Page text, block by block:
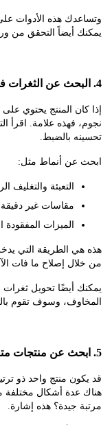
هذه الأدوات على
أيضاً التحقق من وراء
فهذه علامة. اقرأ
بالضبط.
أنماط مثل:
التعبئة والتغليف الرديء أو
مقاسات غير دقيقة أو
الميزات المفقودة التي
الطريقة التي يدخل بها
إصلاح ما فات الآخرين.
أيضًا تحويل ثغرات
وسوف تقوم بالتحويل
منتج واحد ذو ترتيب
أشكال مختلفة من هذا
جيدة؟ هذه إشارة.